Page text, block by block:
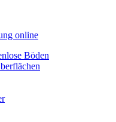
online
Böden